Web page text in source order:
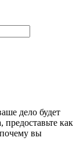
дело будет
как
вы